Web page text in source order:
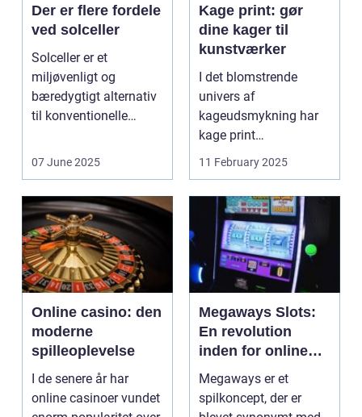
Der er flere fordele
ved solceller
Solceller er et
miljøvenligt og
bæredygtigt alternativ
til konventionelle
07 June 2025
Kage print: gør
dine kager til
kunstværker
I det blomstrende
univers af
kageudsmykning har
kage print
revolutioneret måden,
11 February 2025
Online casino: den
moderne
spilleoplevelse
I de senere år har
online casinoer vundet
Megaways Slots:
En revolution
inden for online
spilleautomater
Megaways er et
spilkoncept, der er